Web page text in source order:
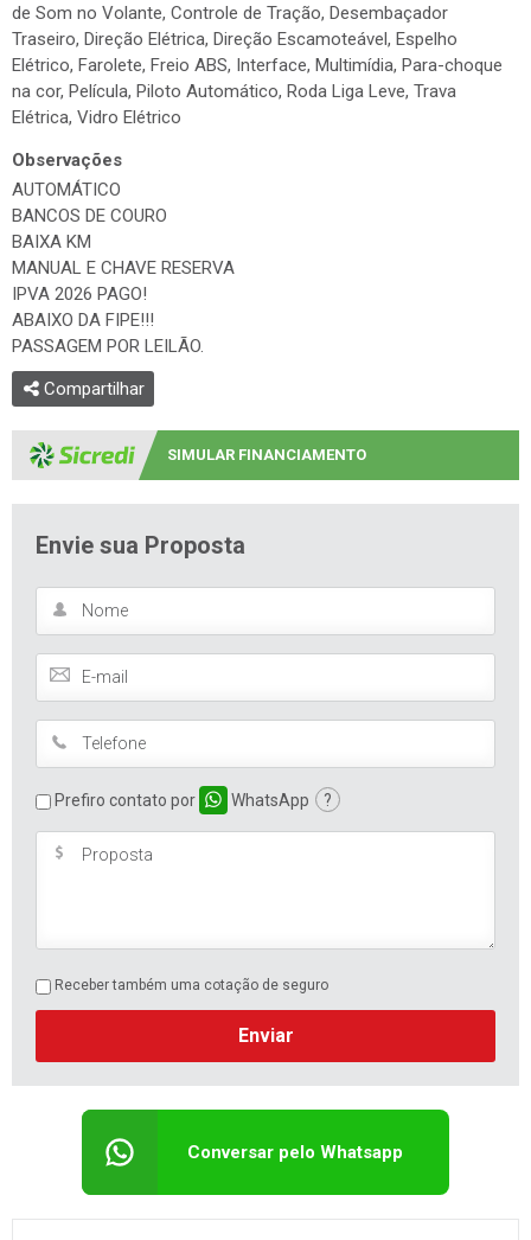
de Som no Volante, Controle de Tração, Desembaçador
Traseiro, Direção Elétrica, Direção Escamoteável, Espelho
Elétrico, Farolete, Freio ABS, Interface, Multimídia, Para-choque
na cor, Película, Piloto Automático, Roda Liga Leve, Trava
Elétrica, Vidro Elétrico
Observações
AUTOMÁTICO
BANCOS DE COURO
BAIXA KM
MANUAL E CHAVE RESERVA
IPVA 2026 PAGO!
ABAIXO DA FIPE!!!
PASSAGEM POR LEILÃO.
Compartilhar
SIMULAR FINANCIAMENTO
Envie sua Proposta
Prefiro contato por WhatsApp ?
Receber também uma cotação de seguro
Enviar
Conversar pelo Whatsapp